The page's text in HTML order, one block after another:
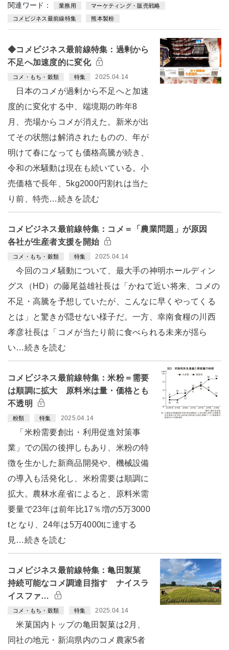
関連ワード： 業務用 マーケティング・販売戦略
コメビジネス最前線特集 熊本製粉
◆コメビジネス最前線特集：過剰から
不足へ加速度的に変化
コメ・もち・穀類 特集 2025.04.14
日本のコメが過剰から不足へと加速
度的に変化する中、端境期の昨年8
月、売場からコメが消えた。新米が出
てその状態は解消されたものの、年が
明けて春になっても価格高騰が続き、
令和の米騒動は現在も続いている。小
売価格で長年、5kg2000円割れは当た
り前、特売…続きを読む
コメビジネス最前線特集：コメ＝「農業問題」が原因
各社が生産者支援を開始
コメ・もち・穀類 特集 2025.04.14
今回のコメ騒動について、最大手の神明ホールディン
グス（HD）の藤尾益雄社長は「かねて近い将来、コメの
不足・高騰を予想していたが、こんなに早くやってくる
とは」と驚きが隠せない様子だ。一方、幸南食糧の川西
孝彦社長は「コメが当たり前に食べられる未来が揺ら
い…続きを読む
コメビジネス最前線特集：米粉＝需要
は順調に拡大 原料米は量・価格とも
不透明
粉類 特集 2025.04.14
「米粉需要創出・利用促進対策事
業」での国の後押しもあり、米粉の特
徴を生かした新商品開発や、機械設備
の導入も活発化し、米粉需要は順調に
拡大。農林水産省によると、原料米需
要量で23年は前年比17％増の5万3000
tとなり、24年は5万4000tに達する
見…続きを読む
コメビジネス最前線特集：亀田製菓
持続可能なコメ調達目指す ナイスラ
イスファ…
コメ・もち・穀類 特集 2025.04.14
米菓国内トップの亀田製菓は2月、
同社の地元・新潟県内のコメ農家5者